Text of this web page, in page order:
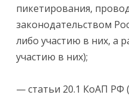
пикетирования,
законодательством
либо участию в них, а
участию в них);
— статьи 20.1 КоАП РФ